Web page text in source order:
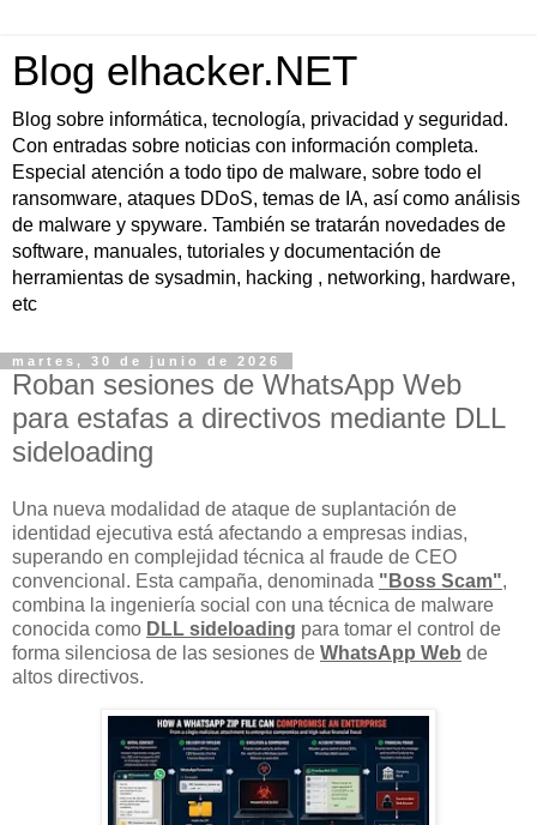
Blog elhacker.NET
Blog sobre informática, tecnología, privacidad y seguridad.
Con entradas sobre noticias con información completa.
Especial atención a todo tipo de malware, sobre todo el
ransomware, ataques DDoS, temas de IA, así como análisis
de malware y spyware. También se tratarán novedades de
software, manuales, tutoriales y documentación de
herramientas de sysadmin, hacking , networking, hardware,
etc
martes, 30 de junio de 2026
Roban sesiones de WhatsApp Web
para estafas a directivos mediante DLL
sideloading
Una nueva modalidad de ataque de suplantación de
identidad ejecutiva está afectando a empresas indias,
superando en complejidad técnica al fraude de CEO
convencional. Esta campaña, denominada "Boss Scam",
combina la ingeniería social con una técnica de malware
conocida como DLL sideloading para tomar el control de
forma silenciosa de las sesiones de WhatsApp Web de
altos directivos.